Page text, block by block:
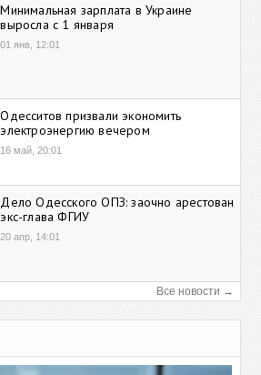
Минимальная зарплата в Украине
выросла с 1 января
01 янв, 12:01
Одесситов призвали экономить
электроэнергию вечером
16 май, 20:01
Дело Одесского ОПЗ: заочно арестован
экс-глава ФГИУ
20 апр, 14:01
Все новости →